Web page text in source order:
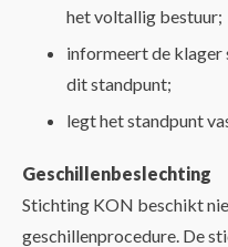
het voltallig bestuur;
informeert de
dit standpunt;
legt het standpunt
Geschillenbeslechting
Stichting KON beschikt
geschillenprocedure. De